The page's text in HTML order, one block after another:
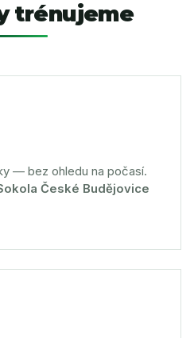
trénujeme
— bez ohledu na počasí.
České Budějovice